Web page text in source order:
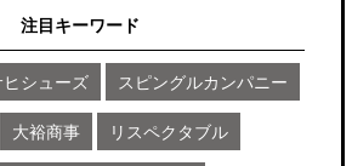
注目キーワード
ヒシューズ スピングルカンパニー
大裕商事 リスペクタブル